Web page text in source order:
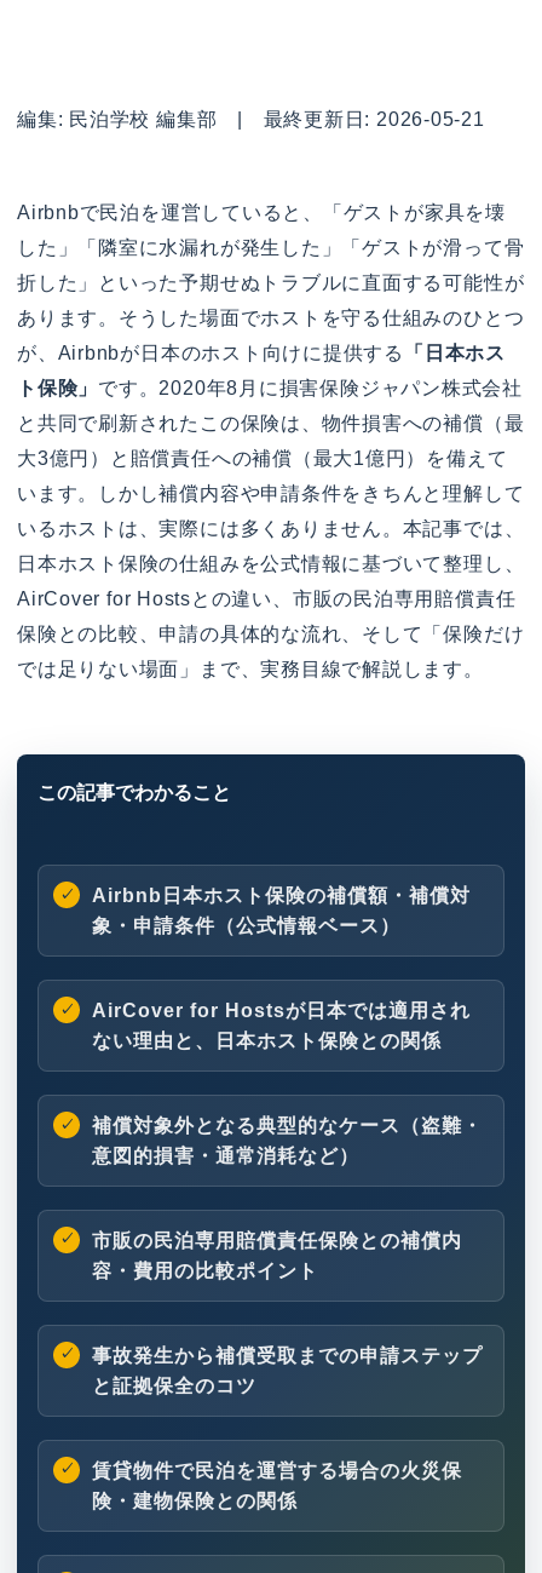
編集: 民泊学校 編集部 | 最終更新日: 2026-05-21
Airbnbで民泊を運営していると、「ゲストが家具を壊
した」「隣室に水漏れが発生した」「ゲストが滑って骨
折した」といった予期せぬトラブルに直面する可能性が
あります。そうした場面でホストを守る仕組みのひとつ
が、Airbnbが日本のホスト向けに提供する
「日本ホス
ト保険」 です。2020年8月に損害保険ジャパン株式会社
と共同で刷新されたこの保険は、物件損害への補償（最
大3億円）と賠償責任への補償（最大1億円）を備えて
います。しかし補償内容や申請条件をきちんと理解して
いるホストは、実際には多くありません。本記事では、
日本ホスト保険の仕組みを公式情報に基づいて整理し、
AirCover for Hostsとの違い、市販の民泊専用賠償責任
保険との比較、申請の具体的な流れ、そして「保険だけ
では足りない場面」まで、実務目線で解説します。
Airbnb日本ホスト保険の補償額・補償対
象・申請条件（公式情報ベース）
AirCover for Hostsが日本では適用され
ない理由と、日本ホスト保険との関係
補償対象外となる典型的なケース（盗難・
意図的損害・通常消耗など）
市販の民泊専用賠償責任保険との補償内
容・費用の比較ポイント
事故発生から補償受取までの申請ステップ
と証拠保全のコツ
賃貸物件で民泊を運営する場合の火災保
険・建物保険との関係